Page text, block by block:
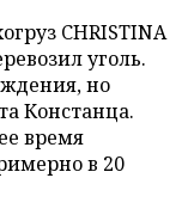
CHRISTINA
уголь.
но
Констанца.
время
в 20